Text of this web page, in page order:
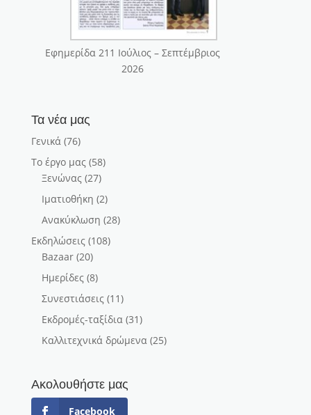
Εφημερίδα 211 Ιούλιος – Σεπτέμβριος
2026
Τα νέα μας
Γενικά(76)
Το έργο μας(58)
Ξενώνας(27)
Ιματιοθήκη (2)
Ανακύκλωση (28)
Εκδηλώσεις(108)
Bazaar(20)
Ημερίδες(8)
Συνεστιάσεις(11)
Εκδρομές-ταξίδια(31)
Καλλιτεχνικά δρώμενα(25)
Ακολουθήστε μας
Facebook